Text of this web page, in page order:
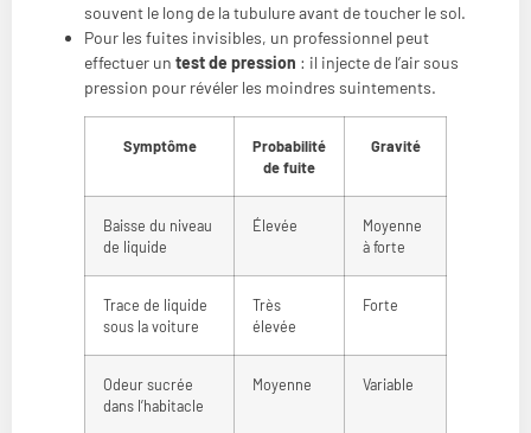
souvent le long de la tubulure avant de toucher le sol.
Pour les fuites invisibles, un professionnel peut
effectuer un test de pression : il injecte de l’air sous
pression pour révéler les moindres suintements.
Symptôme
Probabilité
de fuite
Gravité
Baisse du niveau
de liquide
Élevée
Moyenne
à forte
Trace de liquide
sous la voiture
Très
élevée
Forte
Odeur sucrée
dans l’habitacle
Moyenne Variable